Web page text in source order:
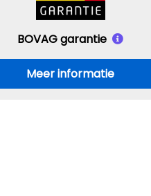
BOVAG garantie
Meer informatie